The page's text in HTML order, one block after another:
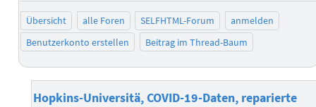
Übersicht alle Foren SELFHTML-Forum
anmelden
Benutzerkonto erstellen
Beitrag im Thread-Baum
Hopkins-Universitä, COVID-19-Daten, reparierte